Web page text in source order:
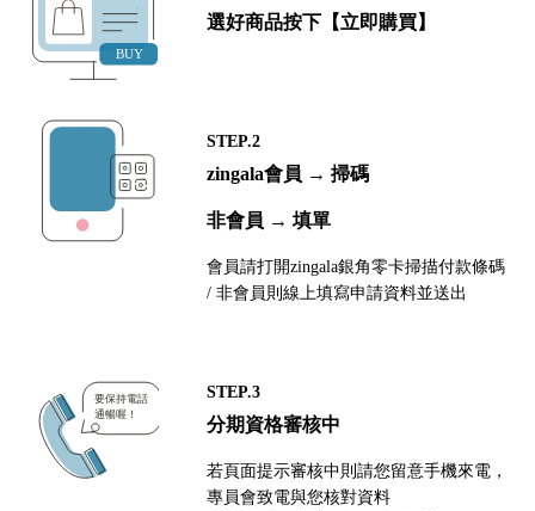
選好商品按下【立即購買】
STEP.2
zingala會員 → 掃碼
非會員 → 填單
會員請打開zingala銀角零卡掃描付款條碼
/ 非會員則線上填寫申請資料並送出
STEP.3
分期資格審核中
若頁面提示審核中則請您留意手機來電，
專員會致電與您核對資料